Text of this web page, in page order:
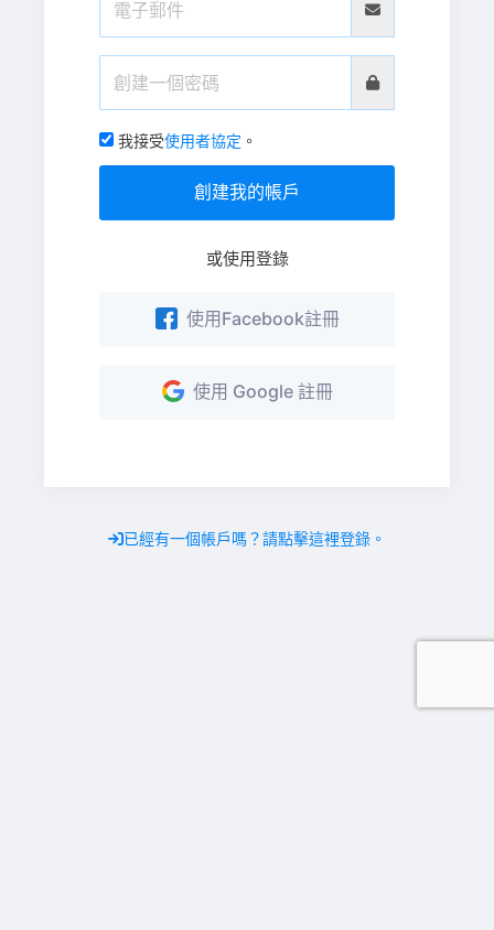
我接受使用者協定 。
創建我的帳戶
或使用登錄
使用Facebook註冊
使用 Google 註冊
已經有一個帳戶嗎？請點擊這裡登錄。